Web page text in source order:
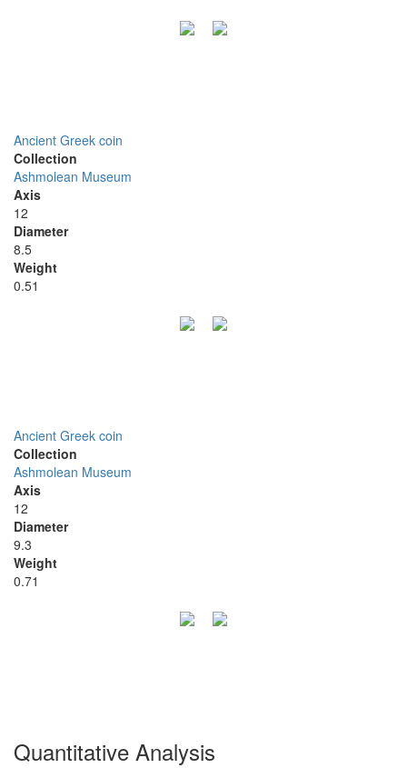
Ancient Greek coin
Collection
Ashmolean Museum
Axis
12
Diameter
8.5
Weight
0.51
Ancient Greek coin
Collection
Ashmolean Museum
Axis
12
Diameter
9.3
Weight
0.71
Quantitative Analysis